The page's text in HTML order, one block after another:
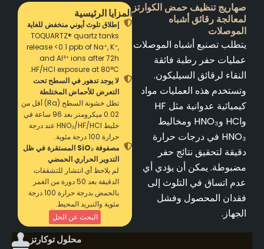
صهاريج تنظيف حمض الكوارتز
لمعالجة رقائق أشباه
الموصلات
يتطلب تصنيع أشباه الموصلات
عمليات حفر رطبة فائقة
النقاء لرقائق السيليكون.
وتستخدم هذه العمليات مواد
كيميائية عدوانية مثل HF
وHCl وHNO₃ ومخاليط
HNO₃ في درجات حرارة
دقيقة لتحقيق نتائج حفر
مضبوطة. يمكن أن يؤدي أي
عدم اتساق في التلوث إلى
فقدان المحصول وفشل
الجهاز.
المزايا الرئيسية
إطلاق تلوث أيوني منخفض للغاية
TOQUARTZ® quartz tanks
release <0.1 ppb of Na⁺, K⁺,
and Al³⁺ ions after 72h
HF/HCl exposure at 80°C.
لا يوجد تدهور في السطح تحت
التعرض للأحماض المختلطة
تظل خشونة السطح (Ra) أقل من
0.02 ميكرومتر بعد 96 ساعة في
خليط HNO₃/HF/HCl عند درجة
حرارة 100 درجة مئوية.
مصفوفة SiO₂ المستقرة في ظل
التدوير الحراري الحمضي
لم يلاحظ أي انتشار للتشققات
الدقيقة بعد 50 دورة من الغمر
بالحمض بدرجة حرارة 100 درجة
مئوية والتبريد المحيط.
البحث عن الحل
محلول توكارتز